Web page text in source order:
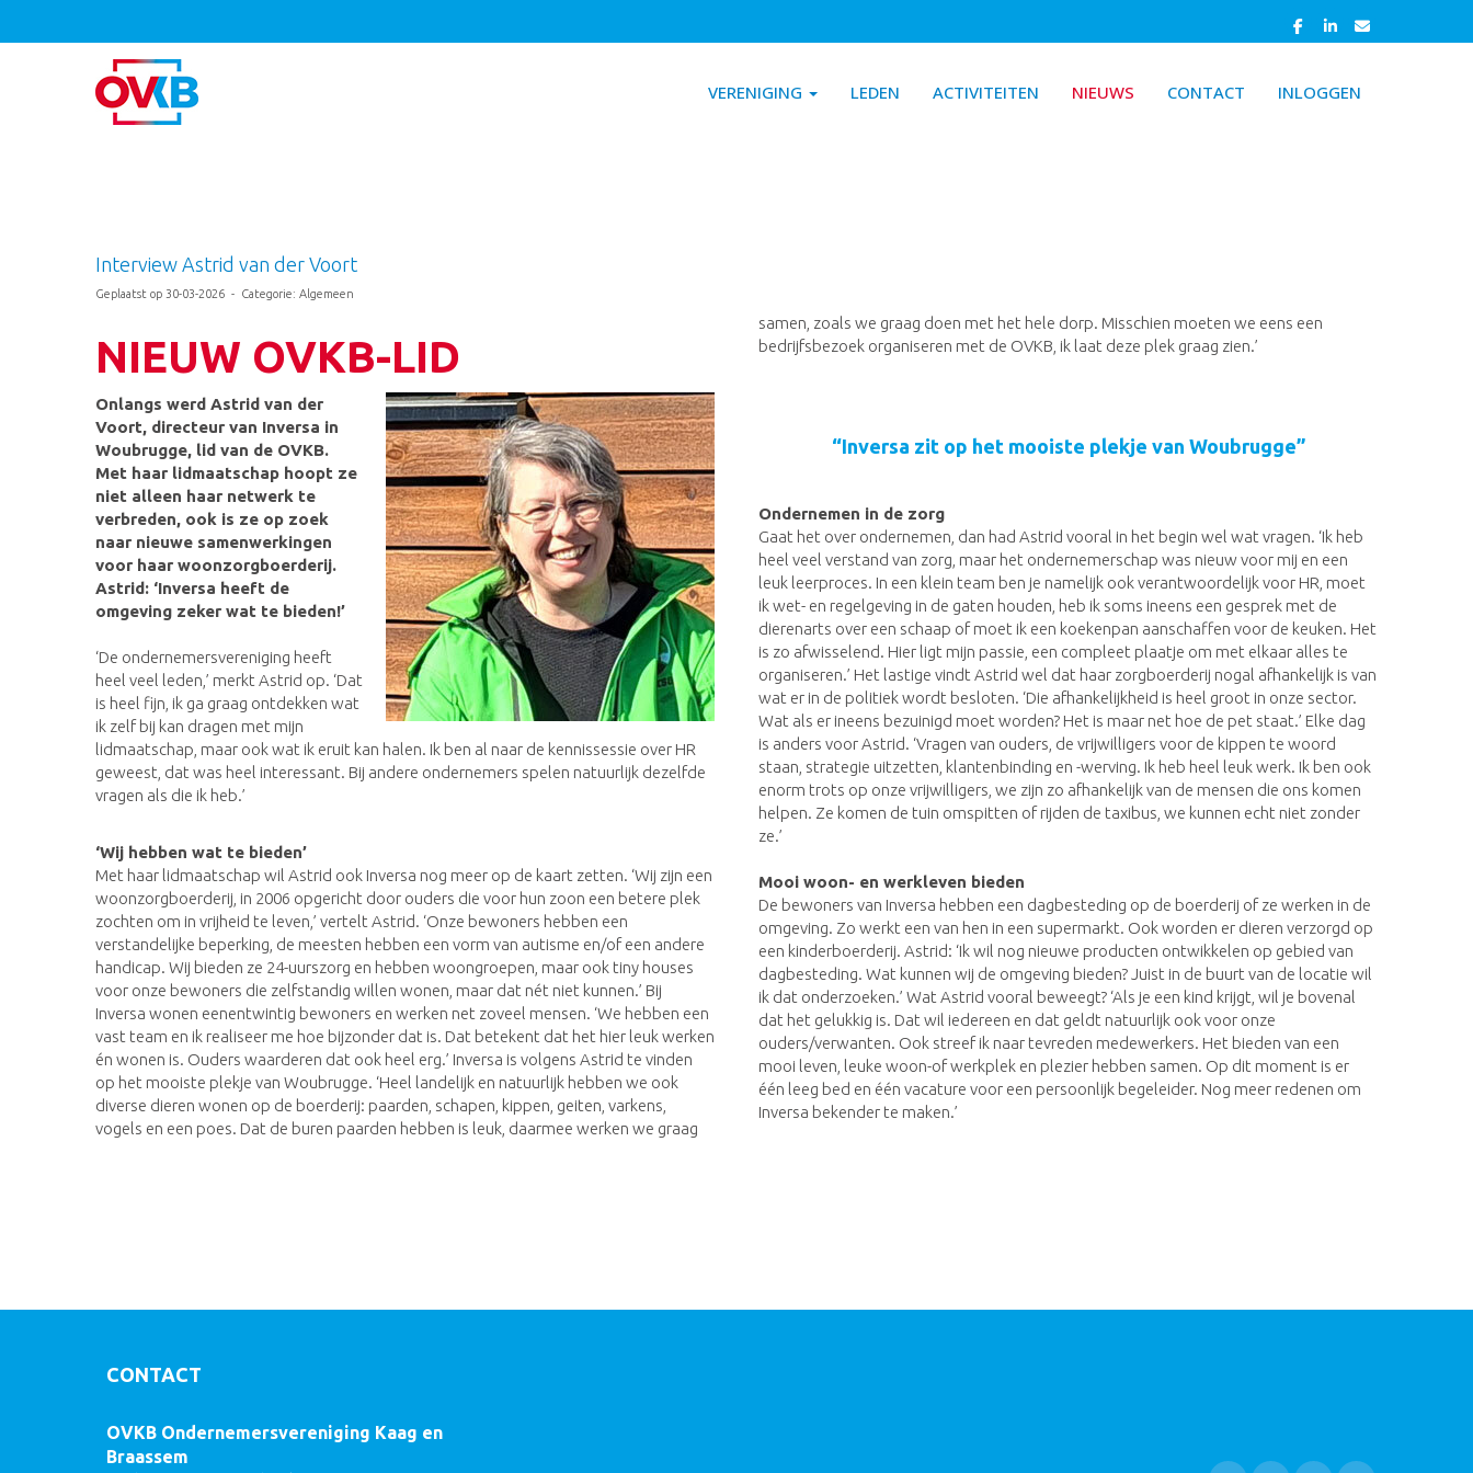
VERENIGING LEDEN ACTIVITEITEN NIEUWS CONTACT INLOGGEN
Interview Astrid van der Voort
Geplaatst op 30-03-2026 - Categorie: Algemeen
NIEUW OVKB-LID
Onlangs werd Astrid van der
Voort, directeur van Inversa in
Woubrugge, lid van de OVKB.
Met haar lidmaatschap hoopt ze
niet alleen haar netwerk te
verbreden, ook is ze op zoek
naar nieuwe samenwerkingen
voor haar woonzorgboerderij.
Astrid: ‘Inversa heeft de
omgeving zeker wat te bieden!’
‘De ondernemersvereniging heeft
heel veel leden,’ merkt Astrid op. ‘Dat
is heel fijn, ik ga graag ontdekken wat
ik zelf bij kan dragen met mijn
lidmaatschap, maar ook wat ik eruit kan halen. Ik ben al naar de kennissessie over HR
geweest, dat was heel interessant. Bij andere ondernemers spelen natuurlijk dezelfde
vragen als die ik heb.’
‘Wij hebben wat te bieden’
Met haar lidmaatschap wil Astrid ook Inversa nog meer op de kaart zetten. ‘Wij zijn een
woonzorgboerderij, in 2006 opgericht door ouders die voor hun zoon een betere plek
zochten om in vrijheid te leven,’ vertelt Astrid. ‘Onze bewoners hebben een
verstandelijke beperking, de meesten hebben een vorm van autisme en/of een andere
handicap. Wij bieden ze 24-uurszorg en hebben woongroepen, maar ook tiny houses
voor onze bewoners die zelfstandig willen wonen, maar dat nét niet kunnen.’ Bij
Inversa wonen eenentwintig bewoners en werken net zoveel mensen. ‘We hebben een
vast team en ik realiseer me hoe bijzonder dat is. Dat betekent dat het hier leuk werken
én wonen is. Ouders waarderen dat ook heel erg.’ Inversa is volgens Astrid te vinden
op het mooiste plekje van Woubrugge. ‘Heel landelijk en natuurlijk hebben we ook
diverse dieren wonen op de boerderij: paarden, schapen, kippen, geiten, varkens,
vogels en een poes. Dat de buren paarden hebben is leuk, daarmee werken we graag
samen, zoals we graag doen met het hele dorp. Misschien moeten we eens een
bedrijfsbezoek organiseren met de OVKB, ik laat deze plek graag zien.’
“Inversa zit op het mooiste plekje van Woubrugge”
Ondernemen in de zorg
Gaat het over ondernemen, dan had Astrid vooral in het begin wel wat vragen. ‘Ik heb
heel veel verstand van zorg, maar het ondernemerschap was nieuw voor mij en een
leuk leerproces. In een klein team ben je namelijk ook verantwoordelijk voor HR, moet
ik wet- en regelgeving in de gaten houden, heb ik soms ineens een gesprek met de
dierenarts over een schaap of moet ik een koekenpan aanschaffen voor de keuken. Het
is zo afwisselend. Hier ligt mijn passie, een compleet plaatje om met elkaar alles te
organiseren.’ Het lastige vindt Astrid wel dat haar zorgboerderij nogal afhankelijk is van
wat er in de politiek wordt besloten. ‘Die afhankelijkheid is heel groot in onze sector.
Wat als er ineens bezuinigd moet worden? Het is maar net hoe de pet staat.’ Elke dag
is anders voor Astrid. ‘Vragen van ouders, de vrijwilligers voor de kippen te woord
staan, strategie uitzetten, klantenbinding en -werving. Ik heb heel leuk werk. Ik ben ook
enorm trots op onze vrijwilligers, we zijn zo afhankelijk van de mensen die ons komen
helpen. Ze komen de tuin omspitten of rijden de taxibus, we kunnen echt niet zonder
ze.’
Mooi woon- en werkleven bieden
De bewoners van Inversa hebben een dagbesteding op de boerderij of ze werken in de
omgeving. Zo werkt een van hen in een supermarkt. Ook worden er dieren verzorgd op
een kinderboerderij. Astrid: ‘Ik wil nog nieuwe producten ontwikkelen op gebied van
dagbesteding. Wat kunnen wij de omgeving bieden? Juist in de buurt van de locatie wil
ik dat onderzoeken.’ Wat Astrid vooral beweegt? ‘Als je een kind krijgt, wil je bovenal
dat het gelukkig is. Dat wil iedereen en dat geldt natuurlijk ook voor onze
ouders/verwanten. Ook streef ik naar tevreden medewerkers. Het bieden van een
mooi leven, leuke woon-of werkplek en plezier hebben samen. Op dit moment is er
één leeg bed en één vacature voor een persoonlijk begeleider. Nog meer redenen om
Inversa bekender te maken.’
CONTACT
OVKB Ondernemersvereniging Kaag en
Braassem